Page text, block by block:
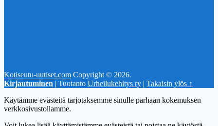
Kotiseutu-uutiset.com Copyright © 2026.
Kirjautuminen | Tuotanto Urheilukehitys ry | Takaisin ylös ↑
Käytämme evästeitä tarjotaksemme sinulle parhaan kokemuksen
verkkosivustollamme.